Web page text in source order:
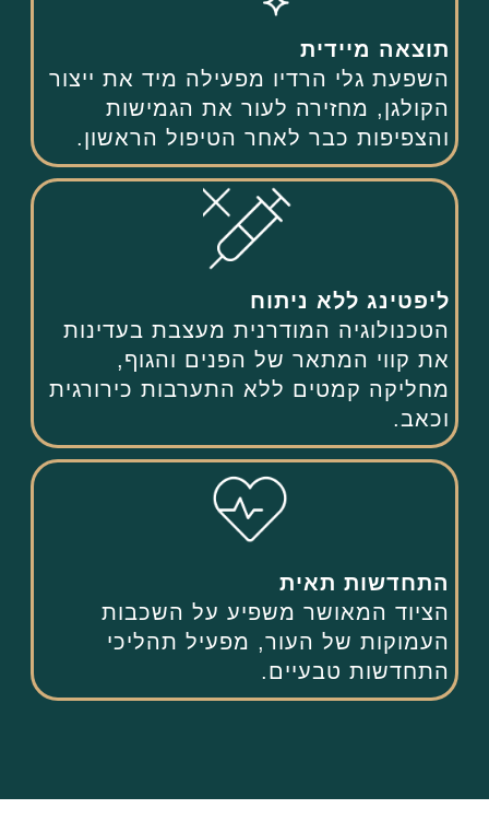
תוצאה מיידית
השפעת גלי הרדיו מפעילה מיד את ייצור
הקולגן, מחזירה לעור את הגמישות
והצפיפות כבר לאחר הטיפול הראשון.
ליפטינג ללא ניתוח
הטכנולוגיה המודרנית מעצבת בעדינות
את קווי המתאר של הפנים והגוף,
מחליקה קמטים ללא התערבות כירורגית
וכאב.
התחדשות תאית
הציוד המאושר משפיע על השכבות
העמוקות של העור, מפעיל תהליכי
התחדשות טבעיים.